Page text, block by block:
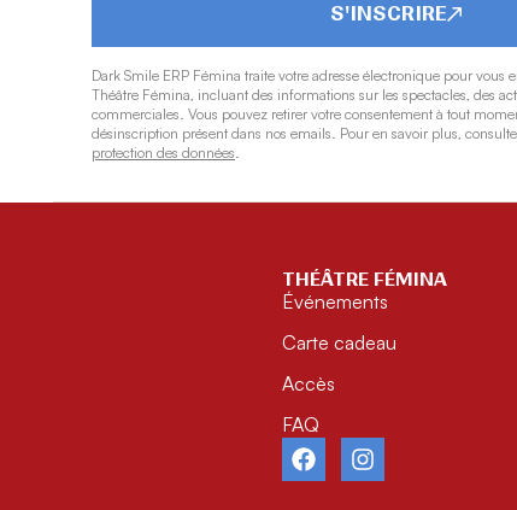
S'INSCRIRE
Dark Smile ERP Fémina traite votre adresse électronique pour vous
Théâtre Fémina, incluant des informations sur les spectacles, des
commerciales. Vous pouvez retirer votre consentement à tout
désinscription présent dans nos emails. Pour en savoir plus,
protection des données.
THÉÂTRE FÉMINA
Événements
Carte cadeau
Accès
FAQ